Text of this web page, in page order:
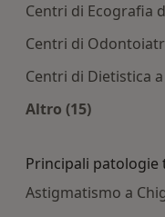
Centri di Ecografia
Centri di
Centri di Dietistica
Altro (15)
Principali patologie
Astigmatismo a